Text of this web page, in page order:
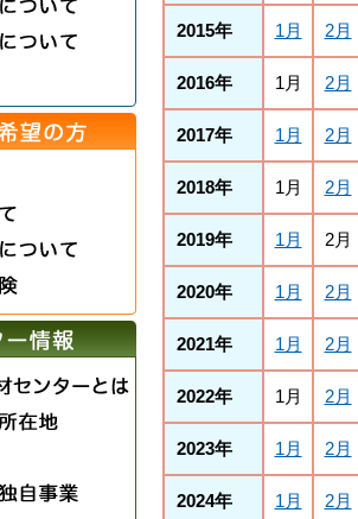
2015年 1月 2月
2016年 1月 2月
2017年 1月 2月
2018年 1月 2月
2019年 1月 2月
2020年 1月 2月
2021年 1月 2月
2022年 1月 2月
2023年 1月 2月
2024年 1月 2月